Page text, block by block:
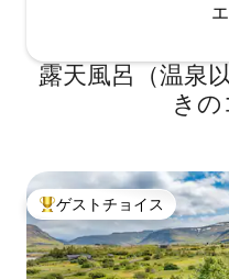
露天風呂（温泉
き
大好評のゲストチョイスで
ゲストチョイス